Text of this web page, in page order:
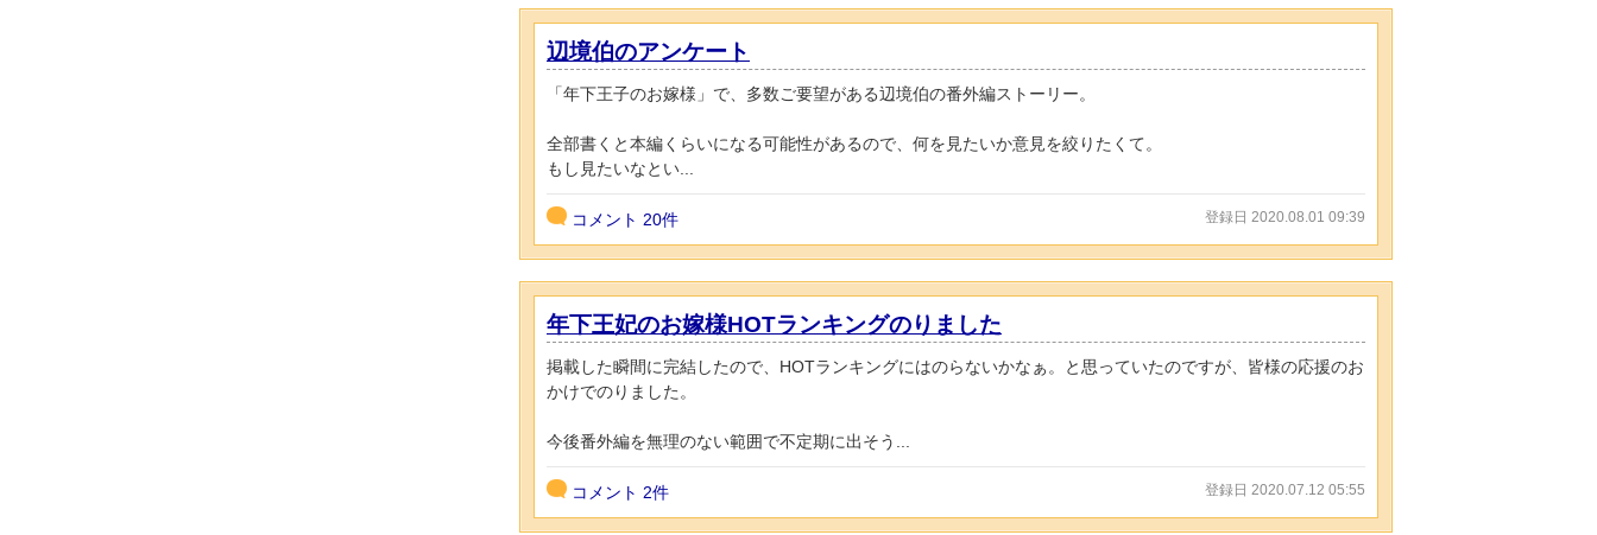
辺境伯のアンケート
「年下王子のお嫁様」で、多数ご要望がある辺境伯の番外編ストーリー。
全部書くと本編くらいになる可能性があるので、何を見たいか意見を絞りたくて。
もし見たいなとい...
コメント 20件 登録日 2020.08.01 09:39
年下王妃のお嫁様HOTランキングのりました
掲載した瞬間に完結したので、HOTランキングにはのらないかなぁ。と思っていたのですが、皆様の応援のお
かけでのりました。
今後番外編を無理のない範囲で不定期に出そう...
コメント 2件 登録日 2020.07.12 05:55